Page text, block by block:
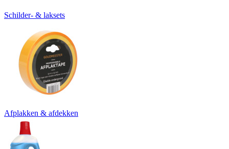
Schilder- & laksets
Afplakken & afdekken